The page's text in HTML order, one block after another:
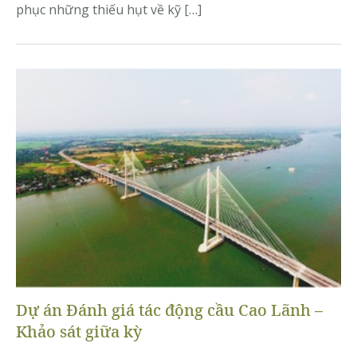
phục những thiếu hụt về kỹ […]
Dự án Đánh giá tác động cầu Cao Lãnh –
Khảo sát giữa kỳ